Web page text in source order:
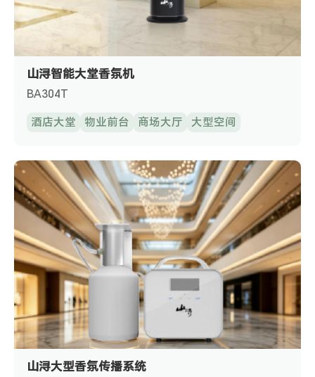
山浔智能大堂香氛机
BA304T
酒店大堂 物业前台 商场大厅 大型空间
山浔大型香氛传播系统